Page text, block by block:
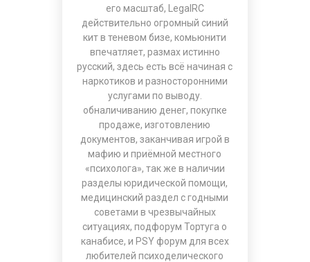
его масштаб, LegalRC
действительно огромный синий
кит в теневом бизе, комьюнити
впечатляет, размах истинно
русский, здесь есть всё начиная с
наркотиков и разносторонними
услугами по выводу.
обналичиванию денег, покупке
продаже, изготовлению
документов, заканчивая игрой в
мафию и приёмной местного
«психолога», так же в наличии
разделы юридической помощи,
медицинский раздел с годными
советами в чрезвычайных
ситуациях, подфорум Тортуга о
канабисе, и PSY форум для всех
любителей психоделического